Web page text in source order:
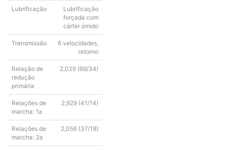
Lubrificação
Lubrificação
forçada com
cárter úmido
Transmissão
6 velocidades,
retorno
Relação de
redução
primária
2,029 (69/34)
Relações de
marcha: 1a
2,929 (41/14)
Relações de
marcha: 2a
2,056 (37/18)